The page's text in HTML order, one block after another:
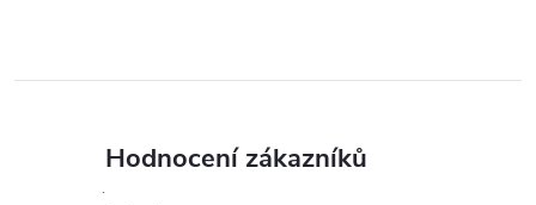
l
Hodnocení zákazníků